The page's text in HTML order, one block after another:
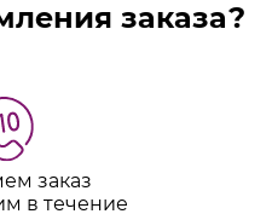
заказа?
заказ
в течение